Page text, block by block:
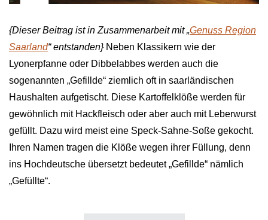
{Dieser Beitrag ist in Zusammenarbeit mit „Genuss Region
Saarland“ entstanden} Neben Klassikern wie der
Lyonerpfanne oder Dibbelabbes werden auch die
sogenannten „Gefillde“ ziemlich oft in saarländischen
Haushalten aufgetischt. Diese Kartoffelklöße werden für
gewöhnlich mit Hackfleisch oder aber auch mit Leberwurst
gefüllt. Dazu wird meist eine Speck-Sahne-Soße gekocht.
Ihren Namen tragen die Klöße wegen ihrer Füllung, denn
ins Hochdeutsche übersetzt bedeutet „Gefillde“ nämlich
„Gefüllte“.